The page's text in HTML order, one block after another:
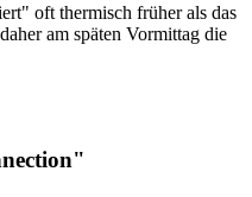
oft thermisch früher als das
am späten Vormittag die